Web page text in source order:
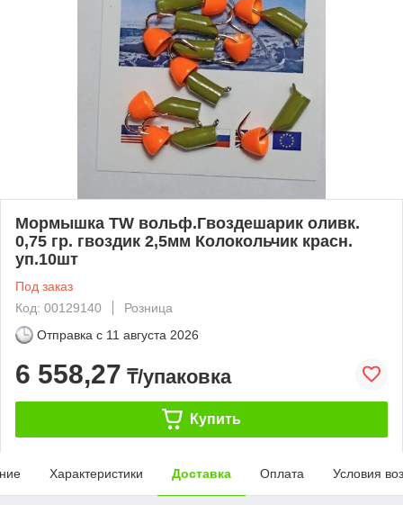
Мормышка TW вольф.Гвоздешарик оливк.
0,75 гр. гвоздик 2,5мм Колокольчик красн.
уп.10шт
Под заказ
Код: 00129140
Розница
Отправка с 11 августа 2026
6 558,27 ₸/упаковка
Купить
Характеристики Доставка Оплата Условия